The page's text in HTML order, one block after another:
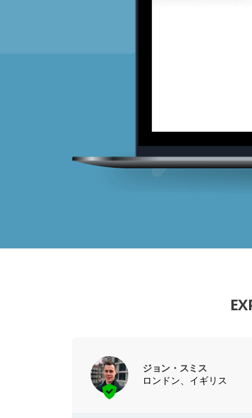
ジョン・スミス
ロンドン、イギリス